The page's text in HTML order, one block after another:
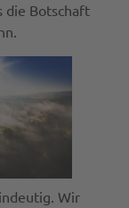
die Botschaft
Wir